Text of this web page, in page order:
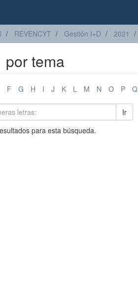
REVENCYT Gestión I+D 2021
por tema
F G H I J K L M N O P Q
Ir
para esta búsqueda.